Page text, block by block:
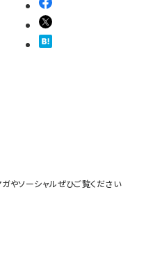
やソーシャルぜひご覧ください